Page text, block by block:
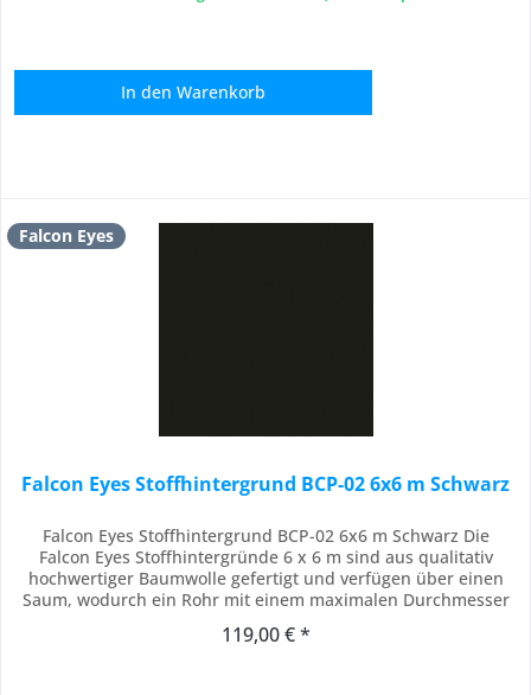
In den Warenkorb
Falcon Eyes
Falcon Eyes Stoffhintergrund BCP-02 6x6 m Schwarz
Falcon Eyes Stoffhintergrund BCP-02 6x6 m Schwarz Die
Falcon Eyes Stoffhintergründe 6 x 6 m sind aus qualitativ
hochwertiger Baumwolle gefertigt und verfügen über einen
Saum, wodurch ein Rohr mit einem maximalen Durchmesser
die Stoffhintergrund leicht an Stangen von
119,00 € *